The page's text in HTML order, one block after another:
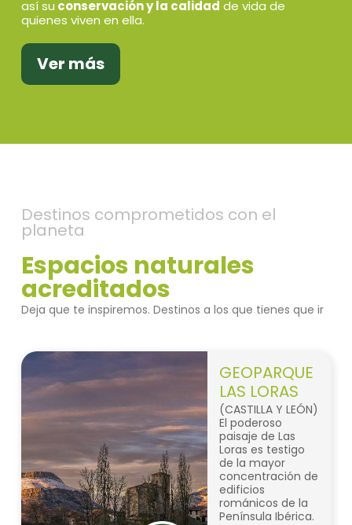
así su conservación y la calidad de vida de
quienes viven en ella.
Ver más
Destinos comprometidos con el
planeta
Espacios naturales
acreditados
Deja que te inspiremos. Destinos a los que tienes que ir
GEOPARQUE
LAS LORAS
(CASTILLA Y LEÓN)
El poderoso
paisaje de Las
Loras es testigo
de la mayor
concentración de
edificios
románicos de la
Península Ibérica.